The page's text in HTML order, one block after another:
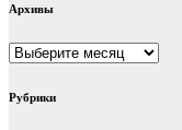
Архивы
Архивы
Рубрики